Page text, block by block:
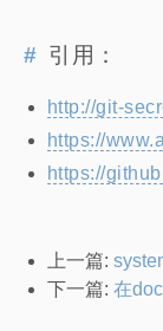
引用：
http://git-
https://
https://
上一篇:
下一篇: 在